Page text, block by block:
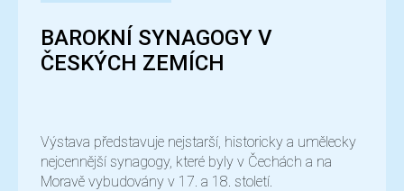
BAROKNÍ SYNAGOGY V
ČESKÝCH ZEMÍCH
Výstava představuje nejstarší, historicky a umělecky
nejcennější synagogy, které byly v Čechách a na
Moravě vybudovány v 17. a 18. století.